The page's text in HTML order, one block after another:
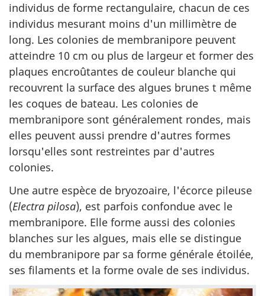
individus de forme rectangulaire, chacun de ces
individus mesurant moins d'un millimètre de
long. Les colonies de membranipore peuvent
atteindre 10 cm ou plus de largeur et former des
plaques encroûtantes de couleur blanche qui
recouvrent la surface des algues brunes t même
les coques de bateau. Les colonies de
membranipore sont généralement rondes, mais
elles peuvent aussi prendre d'autres formes
lorsqu'elles sont restreintes par d'autres
colonies.
Une autre espèce de bryozoaire, l'écorce pileuse
(Electra pilosa), est parfois confondue avec le
membranipore. Elle forme aussi des colonies
blanches sur les algues, mais elle se distingue
du membranipore par sa forme générale étoilée,
ses filaments et la forme ovale de ses individus.